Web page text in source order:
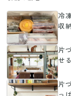
冷
収
片
せ
片